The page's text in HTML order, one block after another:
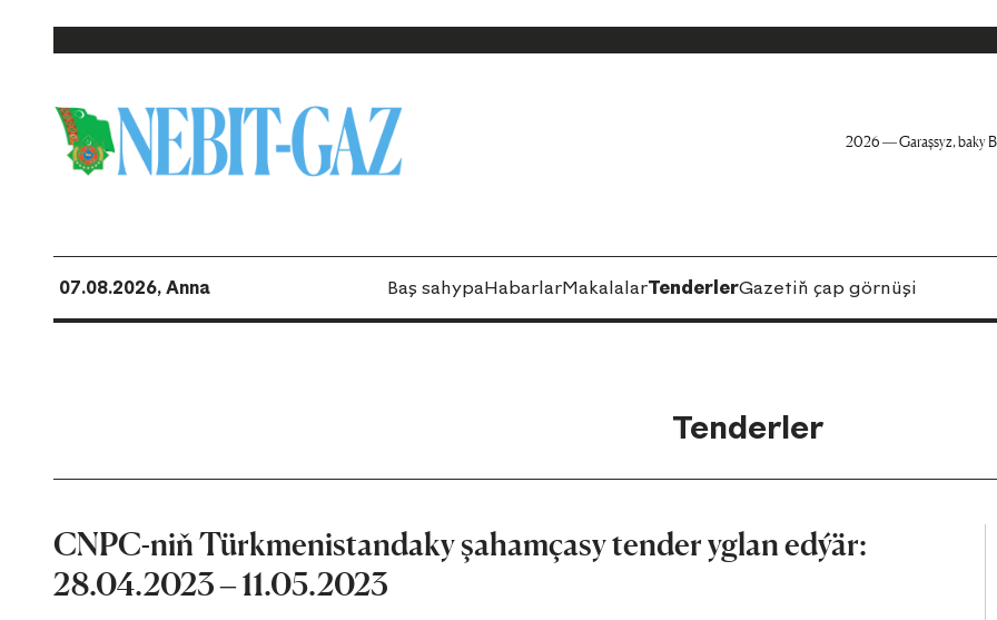
2026 — Garaşsyz, baky
07.08.2026, Anna Baş sahypaHabarlarMakalalarTenderlerGazetiň çap görnüşi
Tenderler
CNPC-niň Türkmenistandaky şahamçasy tender yglan edýär:
28.04.2023 – 11.05.2023